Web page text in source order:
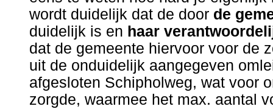
wordt duidelijk dat de door de
duidelijk is en haar
dat de gemeente hiervoor voor de
uit de onduidelijk aangegeven
afgesloten Schipholweg, wat voor
zorgde, waarmee het max. aantal